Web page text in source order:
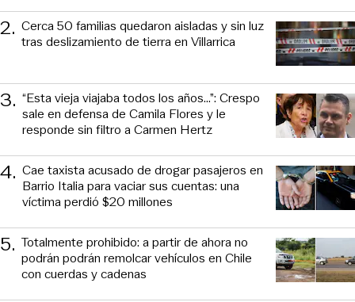
2. Cerca 50 familias quedaron aisladas y sin luz
tras deslizamiento de tierra en Villarrica
3. “Esta vieja viajaba todos los años...”: Crespo
sale en defensa de Camila Flores y le
responde sin filtro a Carmen Hertz
4. Cae taxista acusado de drogar pasajeros en
Barrio Italia para vaciar sus cuentas: una
víctima perdió $20 millones
5. Totalmente prohibido: a partir de ahora no
podrán podrán remolcar vehículos en Chile
con cuerdas y cadenas